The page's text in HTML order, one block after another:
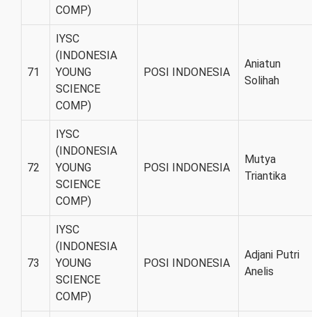
COMP)
71
IYSC
(INDONESIA
YOUNG
SCIENCE
COMP)
POSI INDONESIA
Aniatun
Solihah
72
IYSC
(INDONESIA
YOUNG
SCIENCE
COMP)
POSI INDONESIA
Mutya
Triantika
73
IYSC
(INDONESIA
YOUNG
SCIENCE
COMP)
POSI INDONESIA
Adjani Putri
Anelis